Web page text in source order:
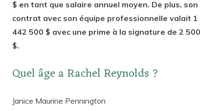
$ en tant que salaire annuel moyen. De plus, son
contrat avec son équipe professionnelle valait 1
442 500 $ avec une prime à la signature de 2 500
$.
Quel âge a Rachel Reynolds ?
Janice Maurine Pennington